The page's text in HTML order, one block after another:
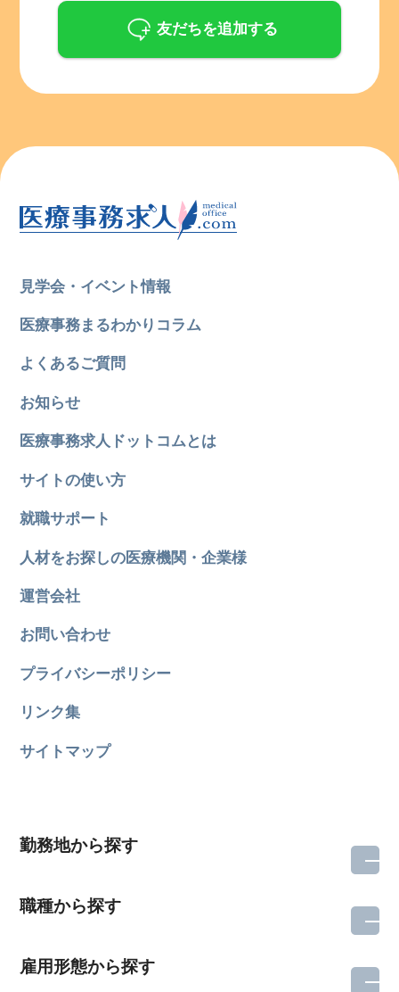
友だちを追加する
見学会・イベント情報
医療事務まるわかりコラム
よくあるご質問
お知らせ
医療事務求人ドットコムとは
サイトの使い方
就職サポート
人材をお探しの医療機関・企業様
運営会社
お問い合わせ
プライバシーポリシー
リンク集
サイトマップ
勤務地から探す
職種から探す
雇用形態から探す